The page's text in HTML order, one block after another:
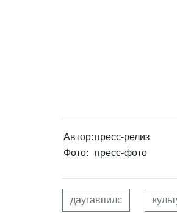
Автор: пресс-релиз
Фото:
пресс-фото
даугавпилс